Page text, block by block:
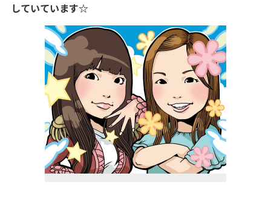
していています☆